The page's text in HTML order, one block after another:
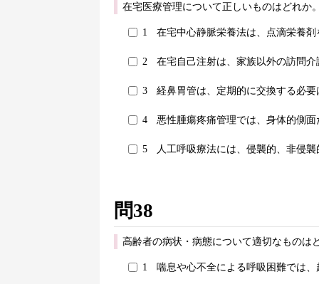
在宅医療管理について正しいものはどれか
1 在宅中心静脈栄養法は、点滴栄養
2 在宅自己注射は、家族以外の訪問
3 経鼻胃管は、定期的に交換する必要
4 悪性腫瘍疼痛管理では、身体的側
5 人工呼吸療法には、侵襲的、非侵
問38
高齢者の病状・病態について適切なものは
1 喘息や心不全による呼吸困難では